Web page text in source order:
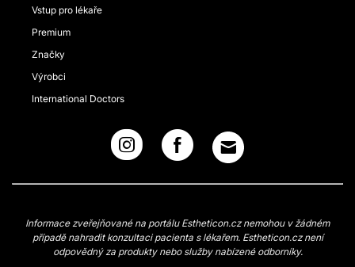
Vstup pro lékaře
Premium
Značky
Výrobci
International Doctors
Informace zveřejňované na portálu Estheticon.cz nemohou v žádném
případě nahradit konzultaci pacienta s lékařem. Estheticon.cz není
odpovědný za produkty nebo služby nabízené odborníky.